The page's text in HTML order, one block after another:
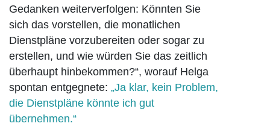
Gedanken weiterverfolgen: Könnten Sie
sich das vorstellen, die monatlichen
Dienstpläne vorzubereiten oder sogar zu
erstellen, und wie würden Sie das zeitlich
überhaupt hinbekommen?“, worauf Helga
spontan entgegnete: „Ja klar, kein Problem,
die Dienstpläne könnte ich gut
übernehmen.“